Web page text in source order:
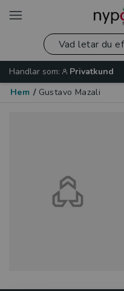
Handlar som:
Privatkund
Hem / Gustavo Mazali